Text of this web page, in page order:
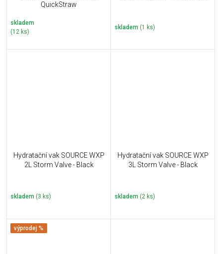
QuickStraw
skladem
(12 ks)
skladem (1 ks)
Hydratační vak SOURCE WXP
2L Storm Valve - Black
skladem (3 ks)
Hydratační vak SOURCE WXP
3L Storm Valve - Black
skladem (2 ks)
výprodej %